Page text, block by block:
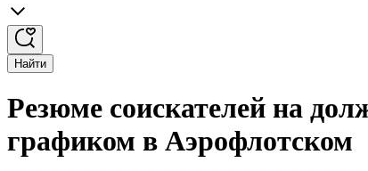
Найти
Резюме соискателей на
графиком в Аэрофлотском